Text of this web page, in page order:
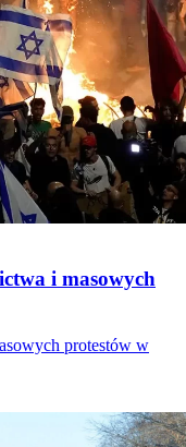
i masowych
protestów w